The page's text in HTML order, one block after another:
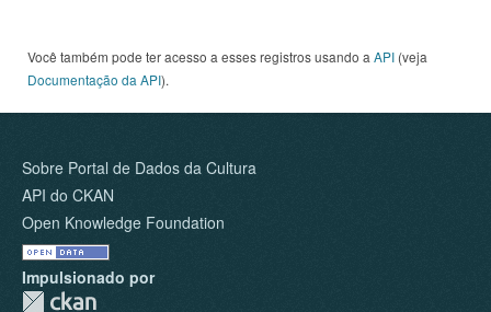
Você também pode ter acesso a esses registros usando a API (veja
Documentação da API).
Sobre Portal de Dados da Cultura
API do CKAN
Open Knowledge Foundation
Impulsionado por